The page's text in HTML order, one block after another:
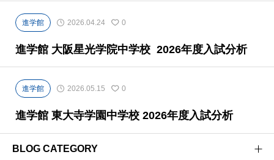
進学館 2026.04.24 0
進学館 大阪星光学院中学校 2026年度入試分析
進学館 2026.05.15 0
進学館 東大寺学園中学校 2026年度入試分析
BLOG CATEGORY